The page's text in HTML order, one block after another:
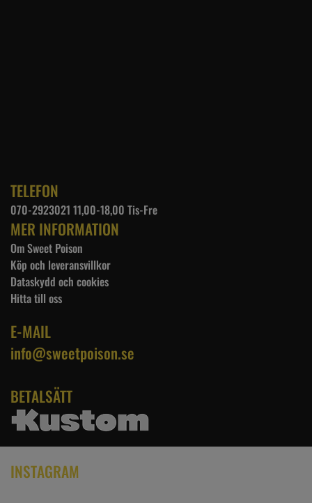
TELEFON
070-2923021 11,00-18,00 Tis-Fre
MER INFORMATION
Om Sweet Poison
Köp och leveransvillkor
Dataskydd och cookies
Hitta till oss
E-MAIL
info@sweetpoison.se
BETALSÄTT
INSTAGRAM